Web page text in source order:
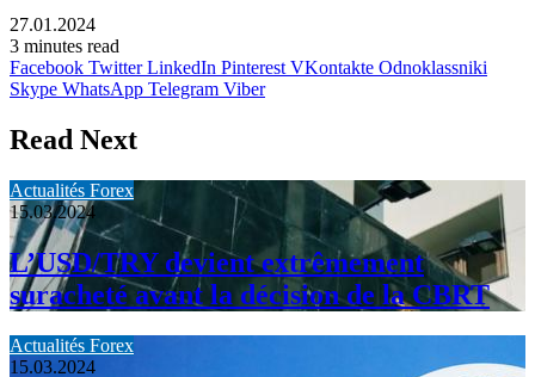
27.01.2024
3 minutes read
Facebook Twitter LinkedIn Pinterest VKontakte Odnoklassniki
Skype WhatsApp Telegram Viber
Read Next
Actualités Forex
15.03.2024
L’USD/TRY devient extrêmement
suracheté avant la décision de la CBRT
Actualités Forex
15.03.2024